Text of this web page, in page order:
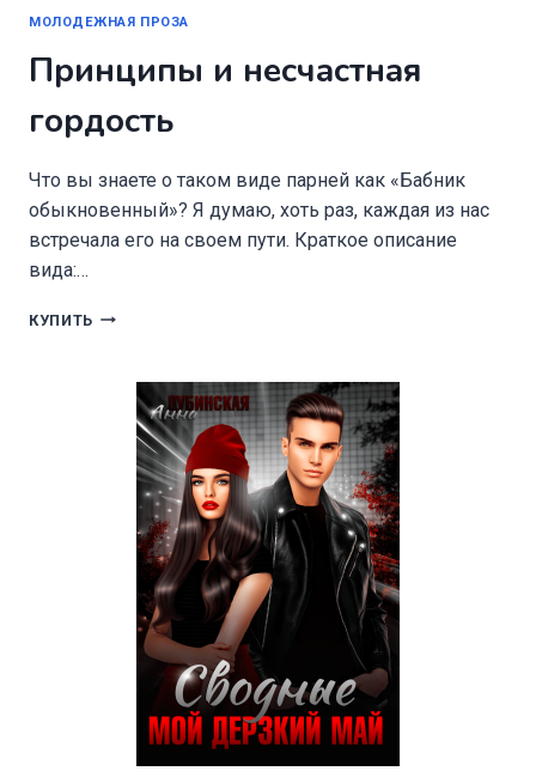
МОЛОДЕЖНАЯ ПРОЗА
Принципы и несчастная
гордость
Что вы знаете о таком виде парней как «Бабник
обыкновенный»? Я думаю, хоть раз, каждая из нас
встречала его на своем пути. Краткое описание
вида:…
КУПИТЬ ПРИНЦИПЫ
ГОРДОСТЬ